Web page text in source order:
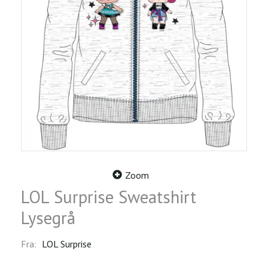
Zoom
LOL Surprise Sweatshirt
Lysegrå
Fra: LOL Surprise